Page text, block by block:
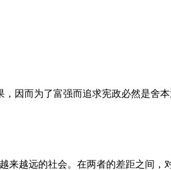
因而为了富强而追求宪政必然是舍
越远的社会。在两者的差距之间，